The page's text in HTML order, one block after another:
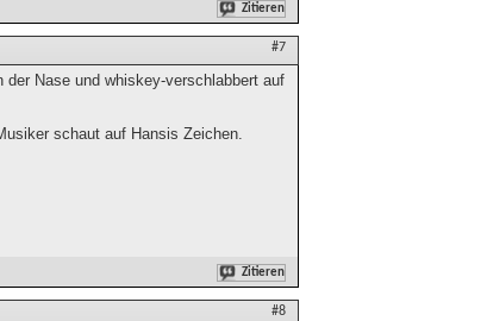
Zitieren
#7
Nase und whiskey-verschlabbert auf
schaut auf Hansis Zeichen.
Zitieren
#8